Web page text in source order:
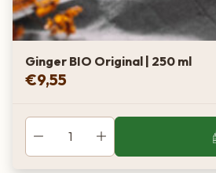
Ginger BIO Original | 250 ml
€9,55